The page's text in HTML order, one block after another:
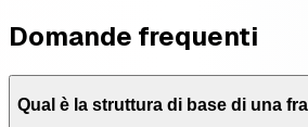
Domande frequenti
Qual è la struttura di base di una